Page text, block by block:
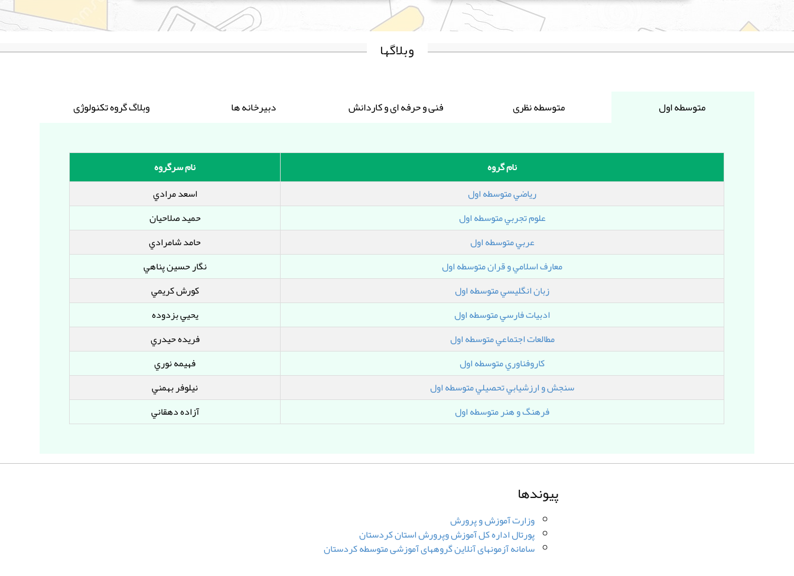
وبلاگها
نام گروه
نام سرگروه
رياضي متوسطه اول
اسعد مرادي
علوم تجربي متوسطه اول
حميد صلاحيان
عربي متوسطه اول
حامد شامرادي
معارف اسلامي و قران متوسطه اول
نگار حسين پناهي
زبان انگليسي متوسطه اول
کورش کريمي
ادبيات فارسي متوسطه اول
يحيي بزدوده
مطالعات اجتماعي متوسطه اول
فريده حيدري
کاروفناوري متوسطه اول
فهيمه نوري
سنجش و ارزشيابي تحصيلي متوسطه اول
نيلوفر بهمني
فرهنگ و هنر متوسطه اول
آزاده دهقاني
پیوندها
وزارت آموزش و پرورش
پورتال اداره کل آموزش وپرورش استان کردستان
سامانه آزمونهای آنلاین گروههای آموزشی متوسطه کردستان